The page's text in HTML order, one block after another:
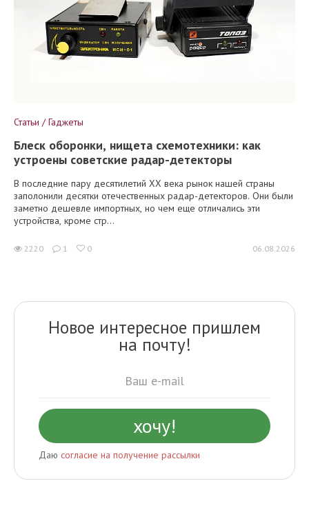
Статьи / Гаджеты
Блеск оборонки, нищета схемотехники: как
устроены советские радар-детекторы
В последние пару десятилетий XX века рынок нашей страны
заполонили десятки отечественных радар-детекторов. Они были
заметно дешевле импортных, но чем еще отличались эти
устройства, кроме стр...
2220 1 0 06.08.2026
Новое интересное пришлем
на почту!
Даю согласие на получение рассылки